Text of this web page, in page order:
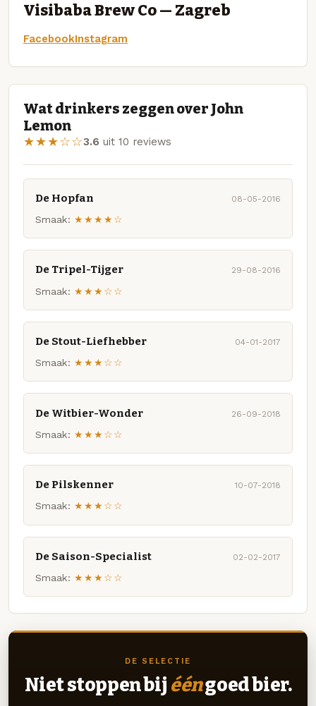
Visibaba Brew Co — Zagreb
FacebookInstagram
Wat drinkers zeggen over John
Lemon
★★★☆☆3.6 uit 10 reviews
De Hopfan 08-05-2016
Smaak: ★★★★☆
De Tripel-Tijger 29-08-2016
Smaak: ★★★☆☆
De Stout-Liefhebber 04-01-2017
Smaak: ★★★☆☆
De Witbier-Wonder 26-09-2018
Smaak: ★★★☆☆
De Pilskenner 10-07-2018
Smaak: ★★★☆☆
De Saison-Specialist 02-02-2017
Smaak: ★★★☆☆
DE SELECTIE
Niet stoppen bij ééngoed bier.